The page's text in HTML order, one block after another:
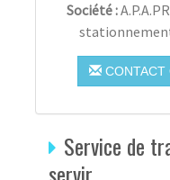
Société :
stationnement
CONTACT
Service de